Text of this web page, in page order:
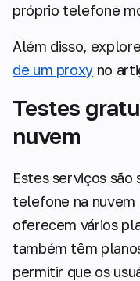
próprio telefone
Além disso, explore
de um proxy no
Testes
nuvem
Estes serviços são
telefone na
oferecem vários
também têm
permitir que os